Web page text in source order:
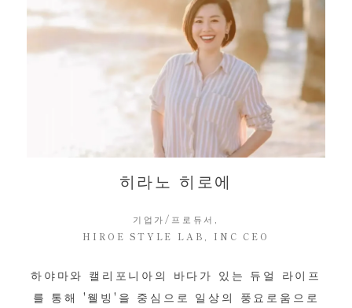
히라노 히로에
기업가/프로듀서,
HIROE STYLE LAB, INC CEO
하야마와 캘리포니아의 바다가 있는 듀얼 라이프
를 통해 '웰빙'을 중심으로 일상의 풍요로움으로